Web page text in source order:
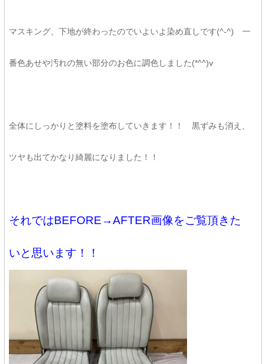
マスキング、下地が終わったのでいよいよ染め直しです(^-^) 一
番色あせや汚れの無い部分のお色に調色しました(*^^)v
全体にしっかりと塗料を塗布していきます！！ 黒ずみも消え、
ツヤも出てかなり綺麗になりました！！
それではBEFORE→AFTER画像をご覧頂きた
いと思います！！